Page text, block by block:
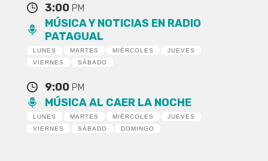
3:00 PM
MÚSICA Y NOTICIAS EN RADIO
PATAGUAL
LUNES MARTES MIÉRCOLES
JUEVES
VIERNES
SÁBADO
9:00 PM
MÚSICA AL CAER LA NOCHE
LUNES MARTES MIÉRCOLES
JUEVES
VIERNES
SÁBADO DOMINGO